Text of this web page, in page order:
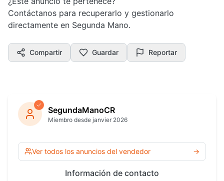
Contáctanos para recuperarlo y gestionarlo
directamente en Segunda Mano.
Compartir Guardar Reportar
SegundaManoCR
Miembro desde janvier 2026
Ver todos los anuncios del vendedor →
Información de contacto